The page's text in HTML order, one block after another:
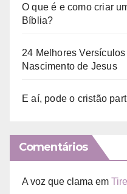
O que é e como criar
Bíblia?
24 Melhores
Nascimento de Jesus
E aí, pode o cristão
Comentários
A voz que clama em